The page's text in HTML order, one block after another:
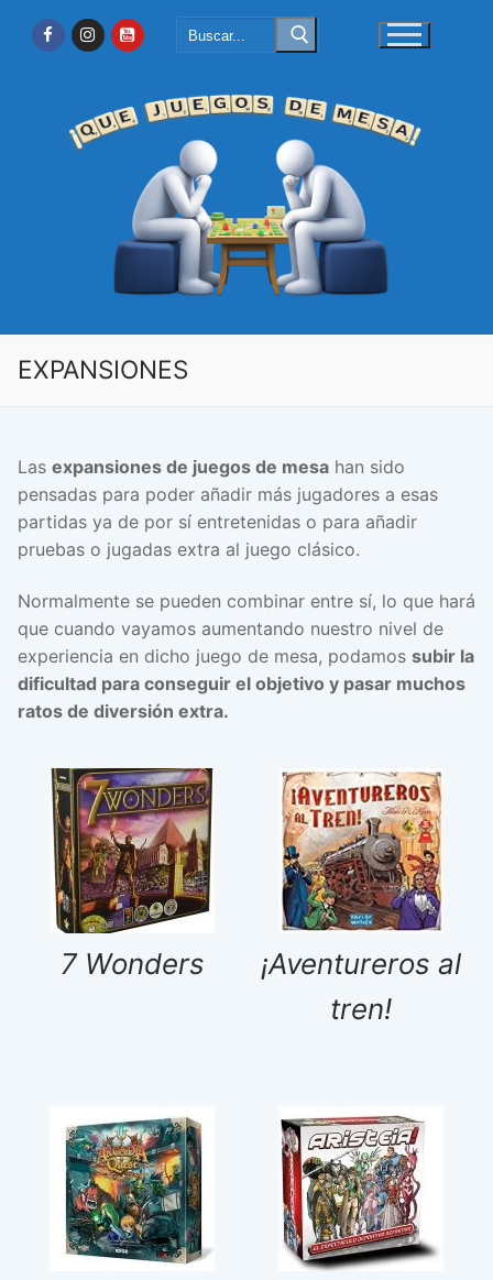
Buscar:
EXPANSIONES
Las expansiones de juegos de mesa han sido
pensadas para poder añadir más jugadores a esas
partidas ya de por sí entretenidas o para añadir
pruebas o jugadas extra al juego clásico.
Normalmente se pueden combinar entre sí, lo que hará
que cuando vayamos aumentando nuestro nivel de
experiencia en dicho juego de mesa, podamos subir la
dificultad para conseguir el objetivo y pasar muchos
ratos de diversión extra.
7 Wonders
¡Aventureros al
tren!